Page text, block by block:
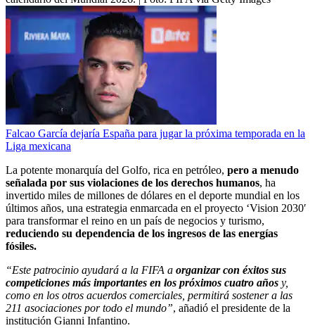
Falcao García dejaría España para jugar la próxima temporada en la
Liga mexicana
La potente monarquía del Golfo, rica en petróleo, pero a menudo
señalada por sus violaciones de los derechos humanos, ha
invertido miles de millones de dólares en el deporte mundial en los
últimos años, una estrategia enmarcada en el proyecto ‘Vision 2030′
para transformar el reino en un país de negocios y turismo,
reduciendo su dependencia de los ingresos de las energías
fósiles.
“Este patrocinio ayudará a la FIFA a organizar con éxitos sus
competiciones más importantes en los próximos cuatro años y,
como en los otros acuerdos comerciales, permitirá sostener a las
211 asociaciones por todo el mundo”, añadió el presidente de la
institución Gianni Infantino.